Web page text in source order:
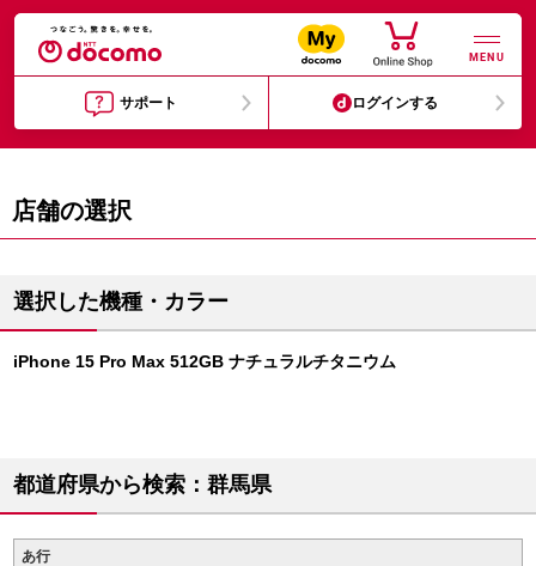
MENU
サポート ログインする
店舗の選択
選択した機種・カラー
iPhone 15 Pro Max 512GB ナチュラルチタニウム
都道府県から検索：群馬県
あ行